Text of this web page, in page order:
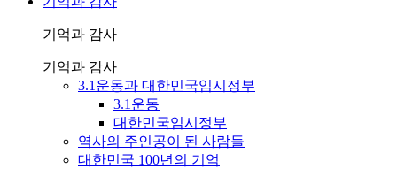
기억과 감사
기억과 감사
3.1운동과 대한민국임시정부
3.1운동
대한민국임시정부
역사의 주인공이 된 사람들
대한민국 100년의 기억